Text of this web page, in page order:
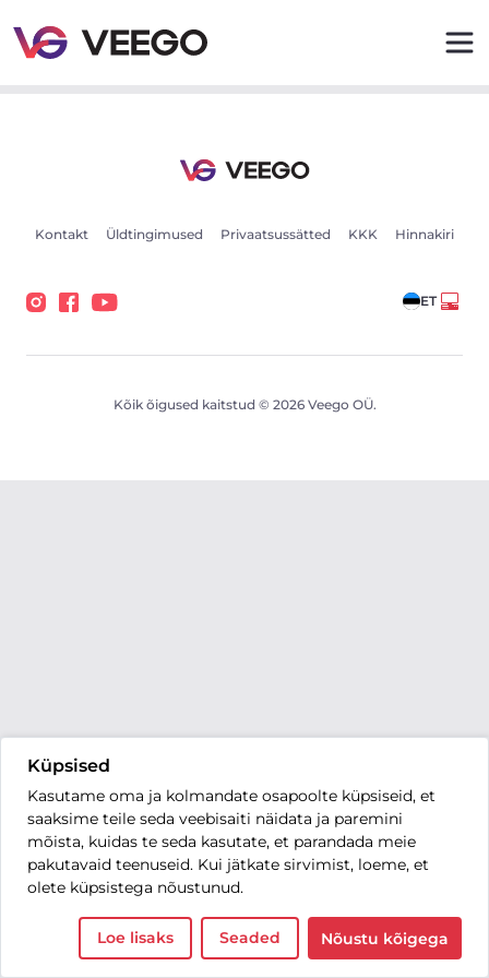
Küpsised
Kasutame oma ja kolmandate osapoolte küpsiseid, et
saaksime teile seda veebisaiti näidata ja paremini
mõista, kuidas te seda kasutate, et parandada meie
pakutavaid teenuseid. Kui jätkate sirvimist, loeme, et
olete küpsistega nõustunud.
Loe lisaks Seaded Nõustu kõigega
Kontakt Üldtingimused Privaatsussätted KKK Hinnakiri
ET
Kõik õigused kaitstud © 2026 Veego OÜ.